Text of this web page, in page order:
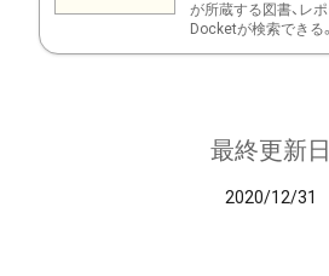
が所蔵する図書、レポ
Docketが検索できる。
最終更新日
2020/12/31